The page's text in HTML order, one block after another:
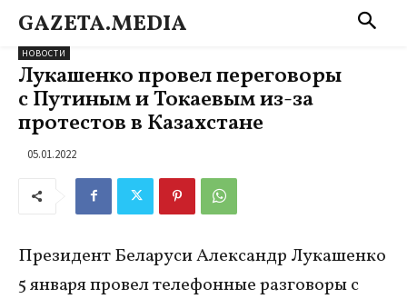
GAZETA.MEDIA
НОВОСТИ
Лукашенко провел переговоры
с Путиным и Токаевым из-за
протестов в Казахстане
05.01.2022
Президент Беларуси Александр Лукашенко
5 января провел телефонные разговоры с